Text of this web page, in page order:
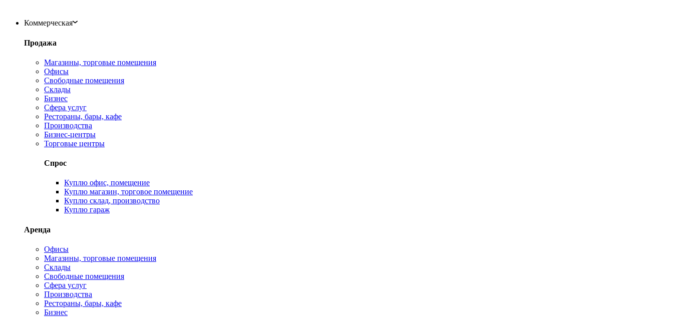
Коммерческая
Продажа
Магазины, торговые помещения
Офисы
Свободные помещения
Склады
Бизнес
Сфера услуг
Рестораны, бары, кафе
Производства
Бизнес-центры
Торговые центры
Спрос
Куплю офис, помещение
Куплю магазин, торговое помещение
Куплю склад, производство
Куплю гараж
Аренда
Офисы
Магазины, торговые помещения
Склады
Свободные помещения
Сфера услуг
Производства
Рестораны, бары, кафе
Бизнес